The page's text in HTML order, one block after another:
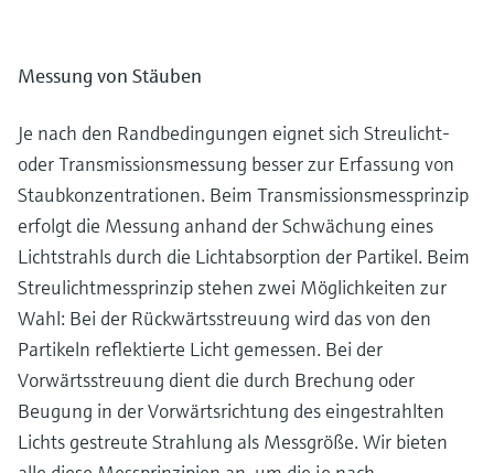
Messung von Stäuben
Je nach den Randbedingungen eignet sich Streulicht-
oder Transmissionsmessung besser zur Erfassung von
Staubkonzentrationen. Beim Transmissionsmessprinzip
erfolgt die Messung anhand der Schwächung eines
Lichtstrahls durch die Lichtabsorption der Partikel. Beim
Streulichtmessprinzip stehen zwei Möglichkeiten zur
Wahl: Bei der Rückwärtsstreuung wird das von den
Partikeln reflektierte Licht gemessen. Bei der
Vorwärtsstreuung dient die durch Brechung oder
Beugung in der Vorwärtsrichtung des eingestrahlten
Lichts gestreute Strahlung als Messgröße. Wir bieten